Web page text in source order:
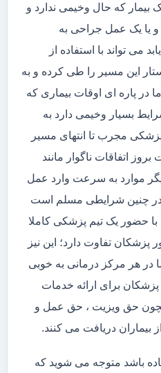
که حال وخیمی ندارد و
و یا یک عمل جراحی به
می تواند با استفاده از
این مسیر را طی کرده و به
در پاره ای اوقات بیماری که
بسیار وخیمی دارد به
مجرب تا انتهای مسیر
اتفاقات ناگوار مانند
موارد به سرعت وارد عمل
در چنین شرایطی مسلم است
حضور یک تیم پزشکی کاملا
تفاوت دارد؛ این نیز
هر مرکز درمانی به خوبی
برای ارائه خدمات
حق ویزیت ، حق عمل و
بیماران دریافت می کنند.
باشد متوجه می شوید که